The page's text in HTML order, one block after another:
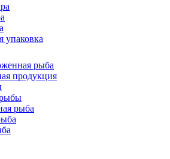
упаковка
рыба
продукция
рыба